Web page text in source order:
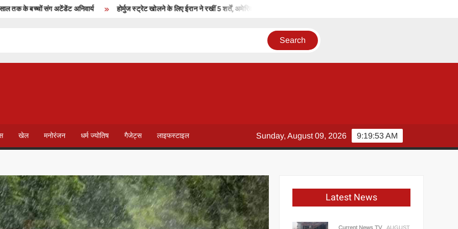
के बच्चों संग अटेंडेंट अनिवार्य होर्मुज स्ट्रेट खोलने के लिए ईरान ने रखीं 5 शर्तें, अमेरिका पर बढ़ा दबाव
खेल मनोरंजन धर्म ज्योतिष गैजेट्स लाइफस्टाइल 9:19:54 AM
Sunday, August 09, 2026
Latest News
Current News TV
AUGUST